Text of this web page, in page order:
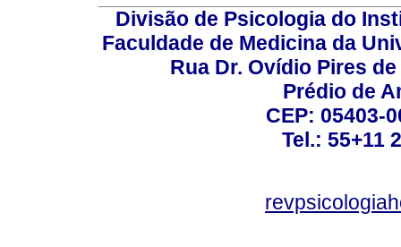
Divisão de Psicologia do
Faculdade de Medicina da
Rua Dr. Ovídio Pires
Prédio de
CEP: 05403-
Tel.: 55+11